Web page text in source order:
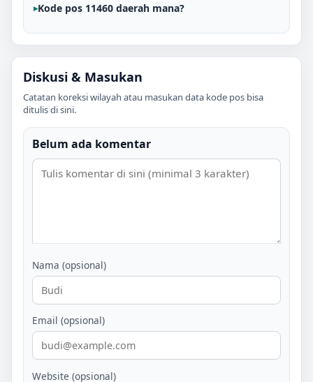
Kode pos 11460 daerah mana?
Diskusi & Masukan
Catatan koreksi wilayah atau masukan data kode pos bisa
ditulis di sini.
Belum ada komentar
Nama (opsional)
Email (opsional)
Website (opsional)